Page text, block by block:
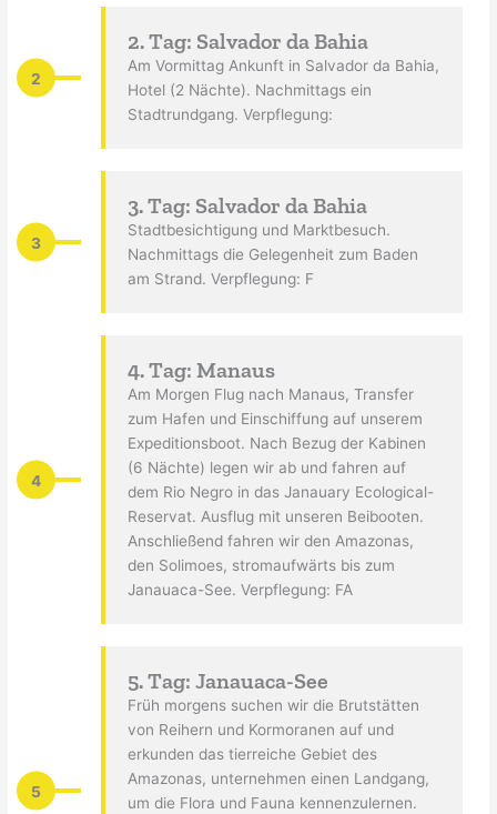
2
2. Tag: Salvador da Bahia
Am Vormittag Ankunft in Salvador da Bahia,
Hotel (2 Nächte). Nachmittags ein
Stadtrundgang. Verpflegung:
3
3. Tag: Salvador da Bahia
Stadtbesichtigung und Marktbesuch.
Nachmittags die Gelegenheit zum Baden
am Strand. Verpflegung: F
4
4. Tag: Manaus
Am Morgen Flug nach Manaus, Transfer
zum Hafen und Einschiffung auf unserem
Expeditionsboot. Nach Bezug der Kabinen
(6 Nächte) legen wir ab und fahren auf
dem Rio Negro in das Janauary Ecological-
Reservat. Ausflug mit unseren Beibooten.
Anschließend fahren wir den Amazonas,
den Solimoes, stromaufwärts bis zum
Janauaca-See. Verpflegung: FA
5
5. Tag: Janauaca-See
Früh morgens suchen wir die Brutstätten
von Reihern und Kormoranen auf und
erkunden das tierreiche Gebiet des
Amazonas, unternehmen einen Landgang,
um die Flora und Fauna kennenzulernen.